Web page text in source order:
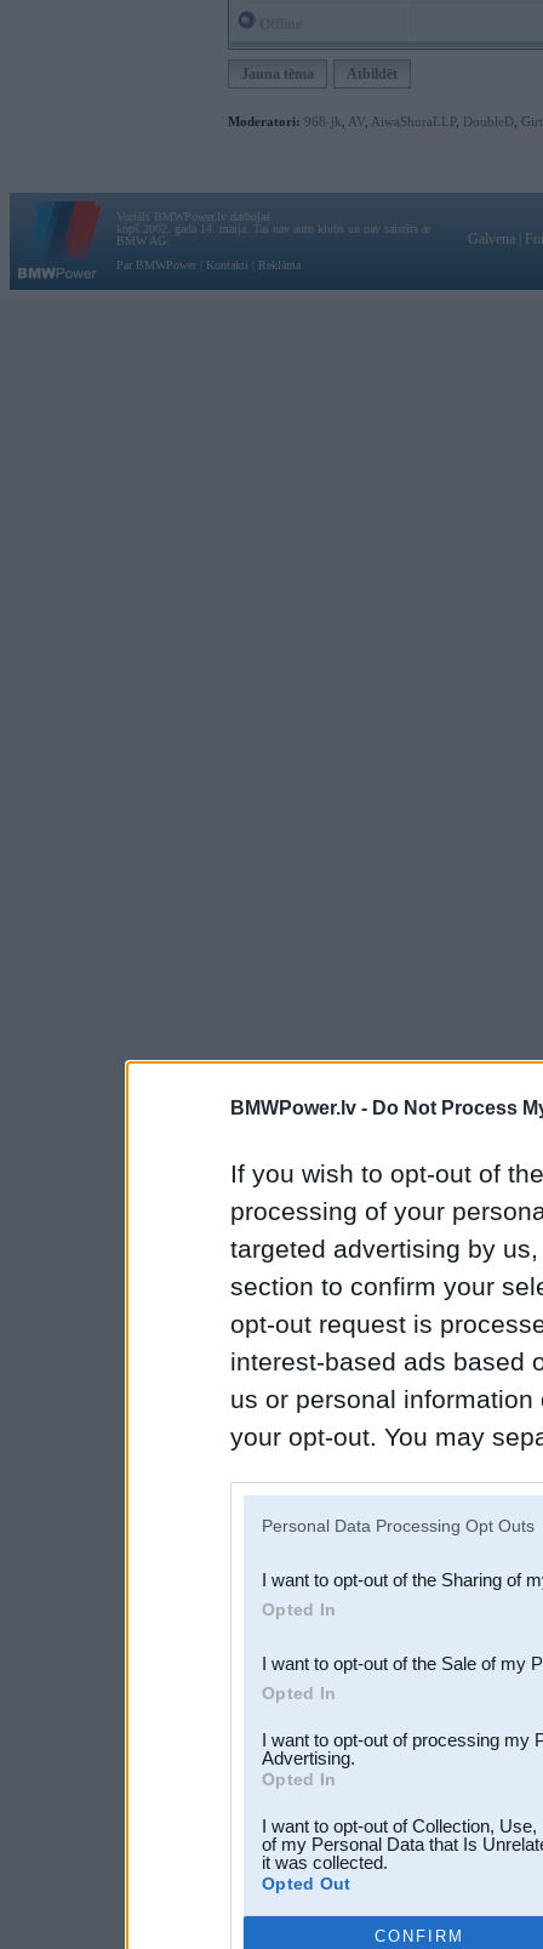
BMWPower.lv - Do Not Process
If you wish to opt-out of
processing of your
targeted advertising by
section to confirm your
opt-out request is
interest-based ads based
us or personal
your opt-out. You may
Downstream Participants
third parties.
Personal Data Processing Opt Outs
I want to opt-out of the Sharing of
Opted In
I want to opt-out of the Sale of my
Opted In
I want to opt-out of processing my
Advertising.
Opted In
I want to opt-out of Collection,
of my Personal Data that Is
it was collected.
Opted Out
CONFIRM
Jauna tēma Atbildēt
Moderatori: 968-jk AV AiwaShuraLLP, DoubleD
Vortāls BMWPower.lv darbojas
kopš 2002. gada 14. maija. Tas nav auto klubs un nav saistīts ar
BMW AG.
Par BMWPower
Kontakti Reklāma
Galvena